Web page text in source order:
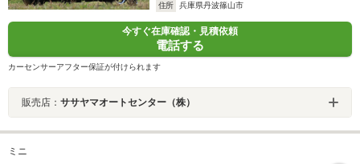
住所
兵庫県丹波篠山市
今すぐ在庫確認・見積依頼
電話する
カーセンサーアフター保証が付けられます
販売店： ササヤマオートセンター（株）
ミニ